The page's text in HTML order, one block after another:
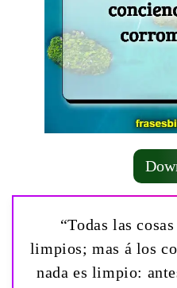
“Todas las
limpios; mas á los
nada es limpio: